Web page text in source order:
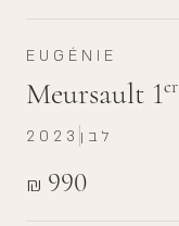
EUGÉNIE
Meursault 1er
₪ 990
2023 לבן